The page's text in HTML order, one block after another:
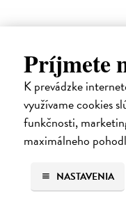
Príjmete
K prevádzke
využívame cookies
funkčnosti,
maximálneho
NASTAVENIA
Premena